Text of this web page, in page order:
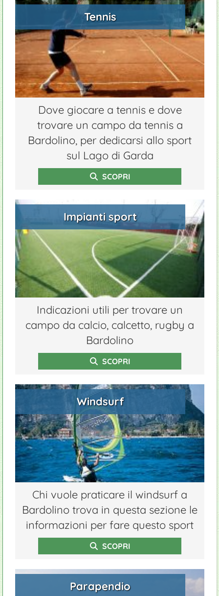
Tennis
Dove giocare a tennis e dove
trovare un campo da tennis a
Bardolino, per dedicarsi allo sport
sul Lago di Garda
SCOPRI
Impianti sport
Indicazioni utili per trovare un
campo da calcio, calcetto, rugby a
Bardolino
SCOPRI
Windsurf
Chi vuole praticare il windsurf a
Bardolino trova in questa sezione le
informazioni per fare questo sport
SCOPRI
Parapendio